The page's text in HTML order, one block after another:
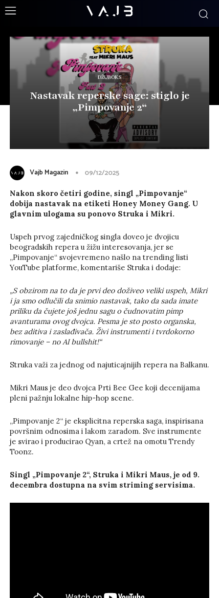
DŽUBOKS
Nastavak reperske sage: stiglo je
„Pimpovanje 2“
Vajb Magazin 09/12/2025
Nakon skoro četiri godine, singl „Pimpovanje“
dobija nastavak na etiketi Honey Money Gang. U
glavnim ulogama su ponovo Struka i Mikri.
Uspeh prvog zajedničkog singla doveo je dvojicu
beogradskih repera u žižu interesovanja, jer se
„Pimpovanje“ svojevremeno našlo na trending listi
YouTube platforme, komentariše Struka i dodaje:
„S obzirom na to da je prvi deo doživeo veliki uspeh, Mikri
i ja smo odlučili da snimio nastavak, tako da sada imate
priliku da čujete još jednu sagu o čudnovatim pimp
avanturama ovog dvojca. Pesma je sto posto organska,
bez aditiva i zaslađivača. Živi instrumenti i tvrdokorno
rimovanje – no AI bullshit!“
Struka važi za jednog od najuticajnijih repera na Balkanu.
Mikri Maus je deo dvojca Prti Bee Gee koji decenijama
pleni pažnju lokalne hip-hop scene.
„Pimpovanje 2“ je eksplicitna reperska saga, inspirisana
površnim odnosima i lakom zaradom. Sve instrumente
je svirao i producirao Qyan, a crtež na omotu Trendy
Toonz.
Singl „Pimpovanje 2“, Struka i Mikri Maus, je od 9.
decembra dostupna na svim striming servisima.